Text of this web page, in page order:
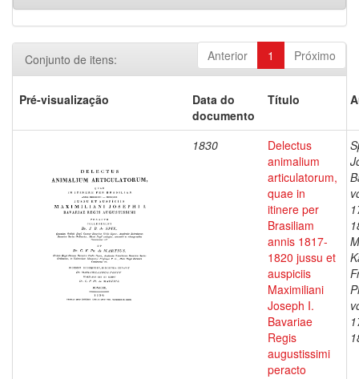
Anterior 1 Próximo
Conjunto de itens:
Pré-visualização
Data do
documento
Título
1830
Delectus
animalium
articulatorum,
quae in
itinere per
Brasiliam
annis 1817-
1820 jussu et
auspiciis
Maximiliani
Joseph I.
Bavariae
Regis
augustissimi
peracto